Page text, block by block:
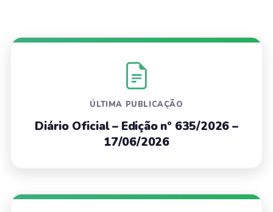
ÚLTIMA PUBLICAÇÃO
Diário Oficial – Edição nº 635/2026 –
17/06/2026